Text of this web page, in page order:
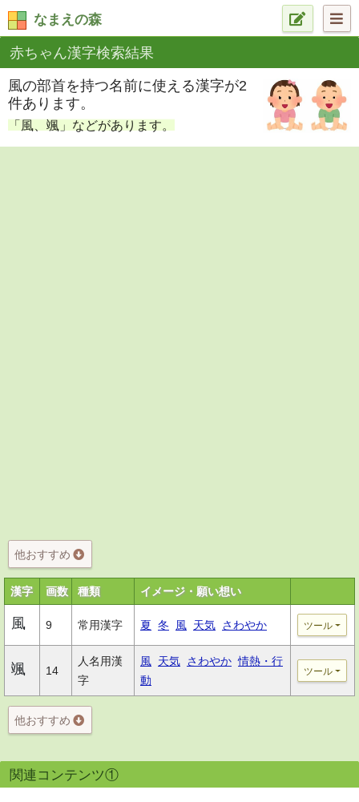
なまえの森
赤ちゃん漢字検索結果
風の部首を持つ名前に使える漢字が2
件あります。
「風、颯」などがあります。
他おすすめ
漢字 画数 種類 イメージ・願い想い
風 9 常用漢字 夏 冬 風 天気 さわやか ツール
颯 14
人名用漢
字
風 天気 さわやか 情熱・行
動
ツール
他おすすめ
関連コンテンツ①